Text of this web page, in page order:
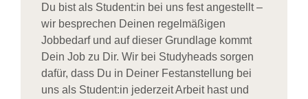
Du bist als Student:in bei uns fest angestellt –
wir besprechen Deinen regelmäßigen
Jobbedarf und auf dieser Grundlage kommt
Dein Job zu Dir. Wir bei Studyheads sorgen
dafür, dass Du in Deiner Festanstellung bei
uns als Student:in jederzeit Arbeit hast und